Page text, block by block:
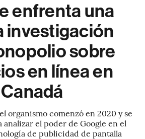
enfrenta una
investigación
sobre
en línea en
Canadá
organismo comenzó en 2020 y se
analizar el poder de Google en el
de publicidad de pantalla